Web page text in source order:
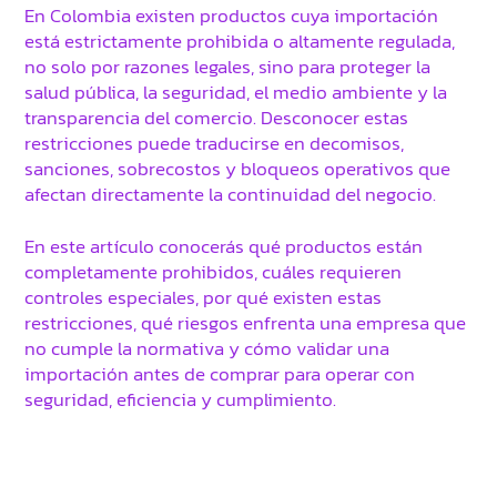
En Colombia existen productos cuya importación
está estrictamente prohibida o altamente regulada,
no solo por razones legales, sino para proteger la
salud pública, la seguridad, el medio ambiente y la
transparencia del comercio. Desconocer estas
restricciones puede traducirse en decomisos,
sanciones, sobrecostos y bloqueos operativos que
afectan directamente la continuidad del negocio.
En este artículo conocerás qué productos están
completamente prohibidos, cuáles requieren
controles especiales, por qué existen estas
restricciones, qué riesgos enfrenta una empresa que
no cumple la normativa y cómo validar una
importación antes de comprar para operar con
seguridad, eficiencia y cumplimiento.